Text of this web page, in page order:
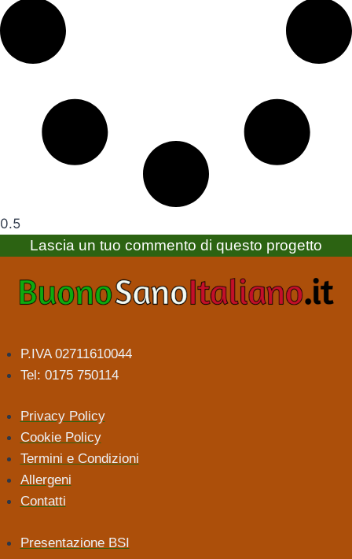
Lascia un tuo commento di questo progetto
P.IVA 02711610044
Tel: 0175 750114
Privacy Policy
Cookie Policy
Termini e Condizioni
Allergeni
Contatti
Presentazione BSI